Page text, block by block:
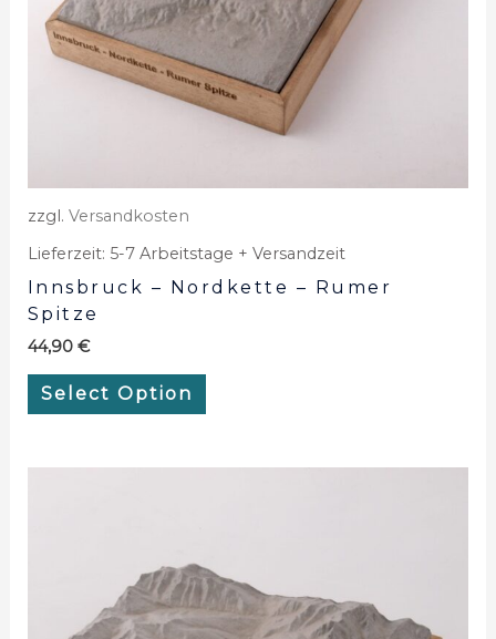
zzgl. Versandkosten
Lieferzeit: 5-7 Arbeitstage + Versandzeit
Innsbruck – Nordkette – Rumer
Spitze
44,90 €
Select Option